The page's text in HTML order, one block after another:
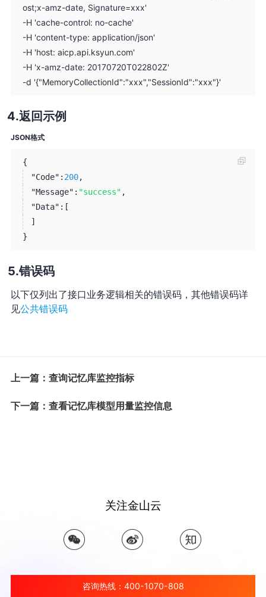
ost;x-amz-date, Signature=xxx'
-H 'cache-control: no-cache'
-H 'content-type: application/json'
-H 'host: aicp.api.ksyun.com'
-H 'x-amz-date: 20170720T022802Z'
-d '{"MemoryCollectionId":"xxx","SessionId":"xxx"}'
返回示例
JSON格式
{
"Code": 200,
"Message": "success" ,
"Data": [
]
}
错误码
以下仅列出了接口业务逻辑相关的错误码，其他错误码详
见公共错误码
上一篇：查询记忆库监控指标
下一篇：查看记忆库模型用量监控信息
关注金山云
咨询热线：400-1070-808